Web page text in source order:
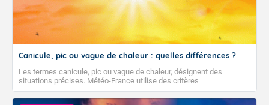
Canicule, pic ou vague de chaleur : quelles différences ?
Les termes canicule, pic ou vague de chaleur, désignent des
situations précises. Météo-France utilise des critères
climatologiques pour évaluer et qualifier les épisodes de chaleur qui
peuvent avoir des impacts sanitaires et socio-économiques